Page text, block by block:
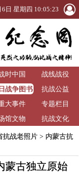
6日 星期四 10:05:24
时中国
战线战役
战争图书
馆
抗战公益
大事件
专题栏目
馆文物 抗战文化
抗战老照片> 内蒙古抗
蒙古独立原始